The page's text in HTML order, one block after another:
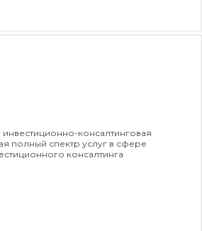
инвестиционно-консалтинговая
полный спектр услуг в сфере
консалтинга